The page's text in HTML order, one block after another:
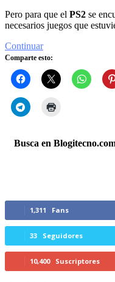
Pero para que el PS2 se
necesarios juegos que
Continuar
Comparte esto:
Busca en
1,311 Fans
33 Seguidores
10,400 Suscriptores